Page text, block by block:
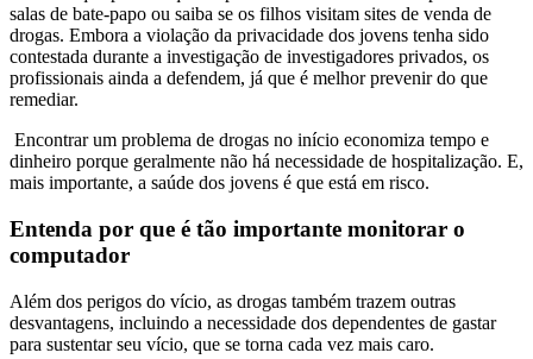
salas de bate-papo ou saiba se os filhos visitam sites de venda de
drogas. Embora a violação da privacidade dos jovens tenha sido
contestada durante a investigação de investigadores privados, os
profissionais ainda a defendem, já que é melhor prevenir do que
remediar.
Encontrar um problema de drogas no início economiza tempo e
dinheiro porque geralmente não há necessidade de hospitalização. E,
mais importante, a saúde dos jovens é que está em risco.
Entenda por que é tão importante monitorar o
computador
Além dos perigos do vício, as drogas também trazem outras
desvantagens, incluindo a necessidade dos dependentes de gastar
para sustentar seu vício, que se torna cada vez mais caro.